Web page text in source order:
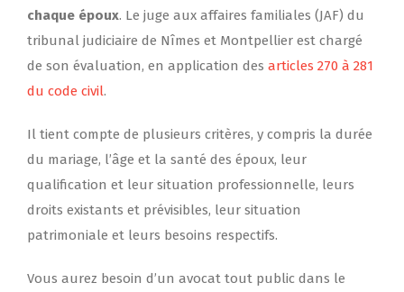
chaque époux. Le juge aux affaires familiales (JAF) du
tribunal judiciaire de Nîmes et Montpellier est chargé
de son évaluation, en application des articles 270 à 281
du code civil.
Il tient compte de plusieurs critères, y compris la durée
du mariage, l’âge et la santé des époux, leur
qualification et leur situation professionnelle, leurs
droits existants et prévisibles, leur situation
patrimoniale et leurs besoins respectifs.
Vous aurez besoin d’un avocat tout public dans le